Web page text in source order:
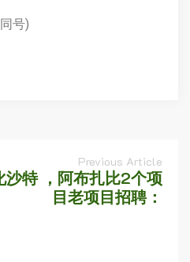
号)
Previous Article
特 ，阿布扎比2个项
目老项目招聘：